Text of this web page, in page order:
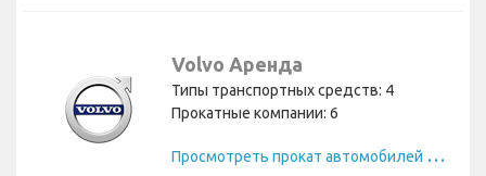
Volvo Аренда
Типы транспортных средств: 4
Прокатные компании: 6
П
росмотреть прокат автомобилей Volvo